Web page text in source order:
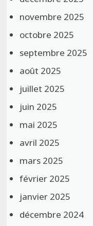
novembre 2025
octobre 2025
septembre 2025
août 2025
juillet 2025
juin 2025
mai 2025
avril 2025
mars 2025
février 2025
janvier 2025
décembre 2024